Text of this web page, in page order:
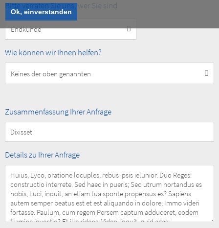
Ok, einverstanden
Bitte verraten Sie uns, wer Sie sind
Customer
Type
How
help
you?
Wie können wir Ihnen helfen?
Summary
Request
Zusammenfassung Ihrer Anfrage
Details
Request
Details zu Ihrer Anfrage